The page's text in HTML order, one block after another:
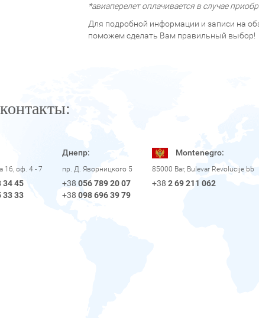
*авиаперелет оплачивается в случае
Для подробной информации и записи на
поможем сделать Вам правильный выбор!
16, оф. 4 - 7
34 45
33 33
Днепр:
пр. Д. Яворницкого 5
+38 056 789 20 07
+38 098 696 39 79
Montenegro:
85000 Bar, Bulevar Revolucije bb
+38 2 69 211 062